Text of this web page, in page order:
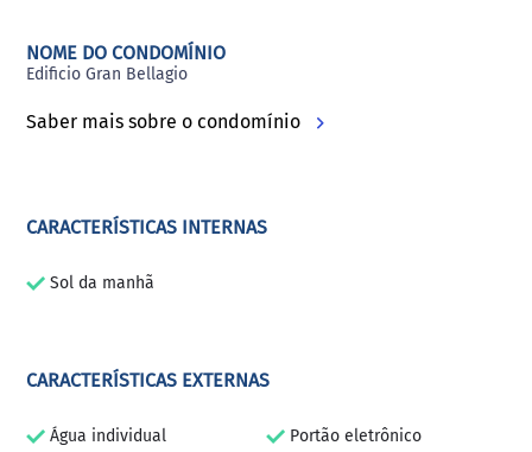
NOME DO CONDOMÍNIO
Edificio Gran Bellagio
Saber mais sobre o condomínio
CARACTERÍSTICAS INTERNAS
Sol da manhã
CARACTERÍSTICAS EXTERNAS
Água individual Portão eletrônico